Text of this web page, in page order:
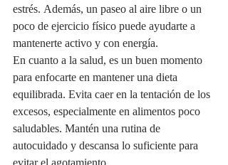
estrés. Además, un paseo al aire libre o un
poco de ejercicio físico puede ayudarte a
mantenerte activo y con energía.
En cuanto a la salud, es un buen momento
para enfocarte en mantener una dieta
equilibrada. Evita caer en la tentación de los
excesos, especialmente en alimentos poco
saludables. Mantén una rutina de
autocuidado y descansa lo suficiente para